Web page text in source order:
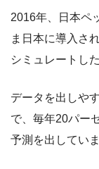
2016年、日本ペ
ま日本に導入さ
シミュレートし
データを出しや
で、毎年20パー
予測を出していま